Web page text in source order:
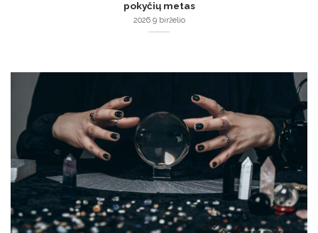
pokyčių metas
2026 9 birželio